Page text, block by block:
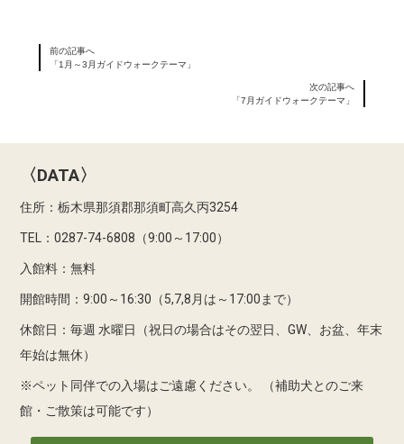
前の記事へ
「1月～3月ガイドウォークテーマ」
次の記事へ
「7月ガイドウォークテーマ」
〈DATA〉
住所：栃木県那須郡那須町高久丙3254
TEL：0287-74-6808（9:00～17:00）
入館料：無料
開館時間：9:00～16:30（5,7,8月は～17:00まで）
休館日：毎週 水曜日（祝日の場合はその翌日、GW、お盆、年末
年始は無休）
※ペット同伴での入場はご遠慮ください。
（補助犬とのご来
館・ご散策は可能です）